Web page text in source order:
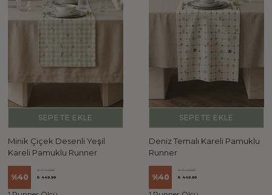
SEPETE EKLE
Minik Çiçek Desenli Yeşil
Kareli Pamuklu Runner
%40
₺ 749.98
₺ 449.99
SEPETE EKLE
Deniz Temalı Kareli Pamuklu
Runner
%40
₺ 749.98
₺ 449.99